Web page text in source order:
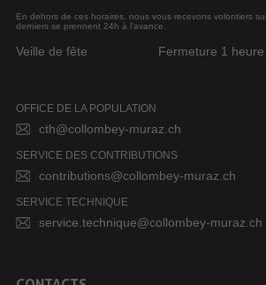
En dehors de ces horaires, nous vous recevons volontiers
derniers se prennent 24h à l’avance.
Veille de fête Fermeture 1
OFFICE DE LA POPULATION
cth@collombey-muraz.ch
SERVICE DES CONTRIBUTIONS
contributions@collombey-muraz.ch
SERVICE TECHNIQUE
service.technique@collombey-muraz.ch